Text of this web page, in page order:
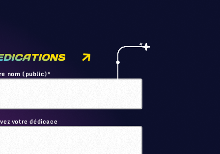
nom (public)*
votre dédicace